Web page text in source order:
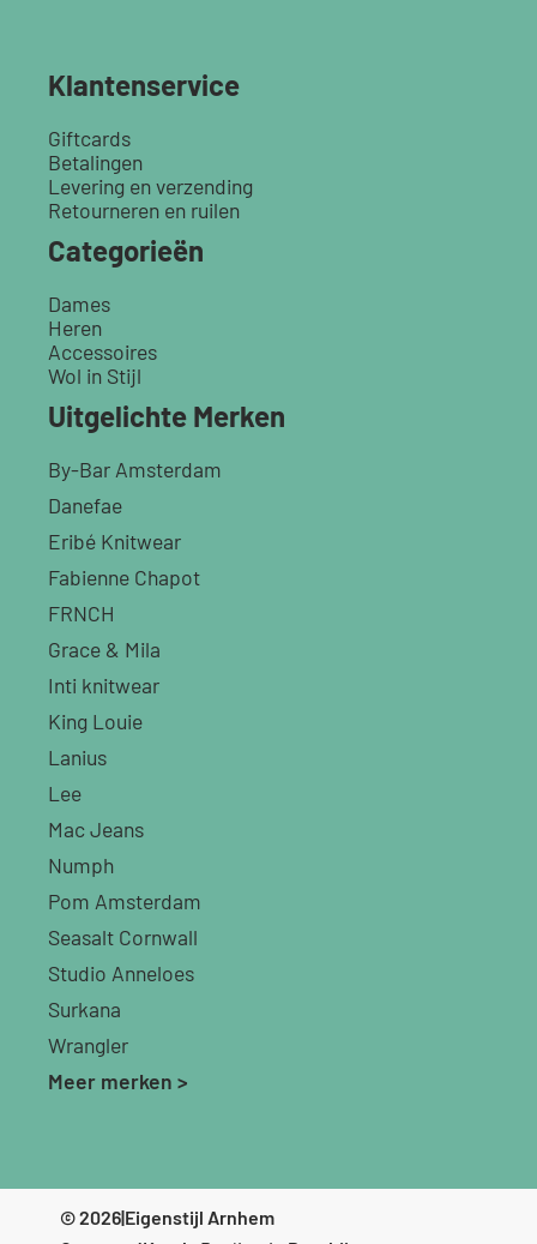
Klantenservice
Giftcards
Betalingen
Levering en verzending
Retourneren en ruilen
Categorieën
Dames
Heren
Accessoires
Wol in Stijl
Uitgelichte Merken
By-Bar Amsterdam
Danefae
Eribé Knitwear
Fabienne Chapot
FRNCH
Grace & Mila
Inti knitwear
King Louie
Lanius
Lee
Mac Jeans
Numph
Pom Amsterdam
Seasalt Cornwall
Studio Anneloes
Surkana
Wrangler
Meer merken >
© 2026|Eigenstijl Arnhem